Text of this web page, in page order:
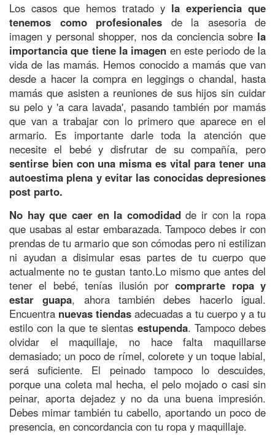
Los casos que hemos tratado y la experiencia que
tenemos como profesionales de la asesoria de
imagen y personal shopper, nos da conciencia sobre la
importancia que tiene la imagen en este periodo de la
vida de las mamás. Hemos conocido a mamás que van
desde a hacer la compra en leggings o chandal, hasta
mamás que asisten a reuniones de sus hijos sin cuidar
su pelo y 'a cara lavada', pasando también por mamás
que van a trabajar con lo primero que aparece en el
armario. Es importante darle toda la atención que
necesite el bebé y disfrutar de su compañía, pero
sentirse bien con una misma es vital para tener una
autoestima plena y evitar las conocidas depresiones
post parto.
No hay que caer en la comodidadde ir con la ropa
que usabas al estar embarazada. Tampoco debes ir con
prendas de tu armario que son cómodas pero ni estilizan
ni ayudan a disimular esas partes de tu cuerpo que
actualmente no te gustan tanto.Lo mismo que antes del
tener el bebé, tenías ilusión porcomprarte ropa y
estar guapa, ahora también debes hacerlo igual.
Encuentra nuevas tiendas adecuadas a tu cuerpo y a tu
estilo con la que te sientas estupenda. Tampoco debes
olvidar el maquillaje, no hace falta maquillarse
demasiado; un poco de rímel, colorete y un toque labial,
será suficiente. El peinado tampoco lo descuides,
porque una coleta mal hecha, el pelo mojado o casi sin
peinar, aporta dejadez y no da una buena impresión.
Debes mimar también tu cabello, aportando un poco de
presencia, en concordancia con tu ropa y maquillaje.